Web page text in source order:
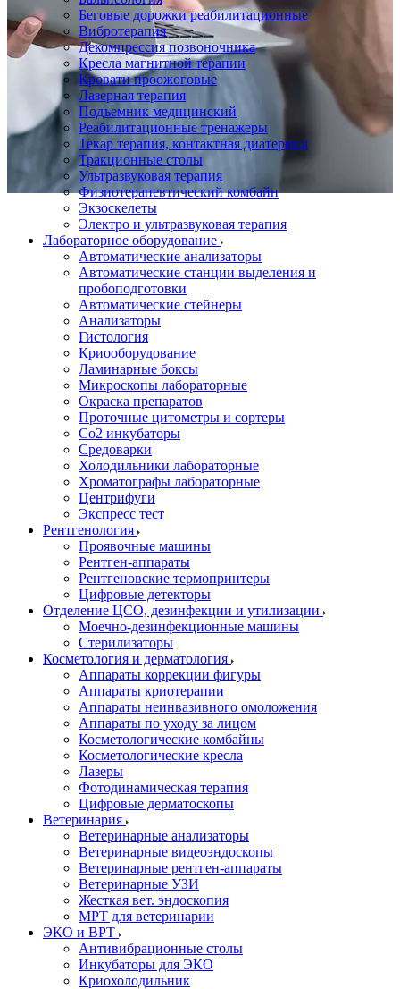
Беговые дорожки реабилитационные
Вибротерапия
Декомпрессия позвоночника
Кресла магнитной терапии
Кровати проожоговые
Лазерная терапия
Подъемник медицинский
Реабилитационные тренажеры
Текар терапия, контактная диатермия
Тракционные столы
Ультразвуковая терапия
Физиотерапевтический комбайн
Экзоскелеты
Электро и ультразвуковая терапия
Лабораторное оборудование
Автоматические анализаторы
Автоматические станции выделения и
пробоподготовки
Автоматические стейнеры
Анализаторы
Гистология
Криооборудование
Ламинарные боксы
Микроскопы лабораторные
Окраска препаратов
Проточные цитометры и сортеры
Со2 инкубаторы
Средоварки
Холодильники лабораторные
Хроматографы лабораторные
Центрифуги
Экспресс тест
Рентгенология
Проявочные машины
Рентген-аппараты
Рентгеновские термопринтеры
Цифровые детекторы
Отделение ЦСО, дезинфекции и утилизации
Моечно-дезинфекционные машины
Стерилизаторы
Косметология и дерматология
Аппараты коррекции фигуры
Аппараты криотерапии
Аппараты неинвазивного омоложения
Аппараты по уходу за лицом
Косметологические комбайны
Косметологические кресла
Лазеры
Фотодинамическая терапия
Цифровые дерматоскопы
Ветеринария
Ветеринарные анализаторы
Ветеринарные видеоэндоскопы
Ветеринарные рентген-аппараты
Ветеринарные УЗИ
Жесткая вет. эндоскопия
МРТ для ветеринарии
ЭКО и ВРТ
Антивибрационные столы
Инкубаторы для ЭКО
Криохолодильник